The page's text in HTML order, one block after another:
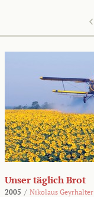
Unser täglich Brot
2005 / Nikolaus Geyrhalter